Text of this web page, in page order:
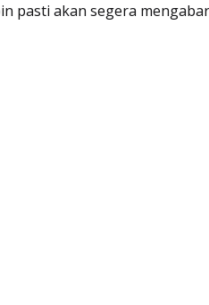
pasti akan segera